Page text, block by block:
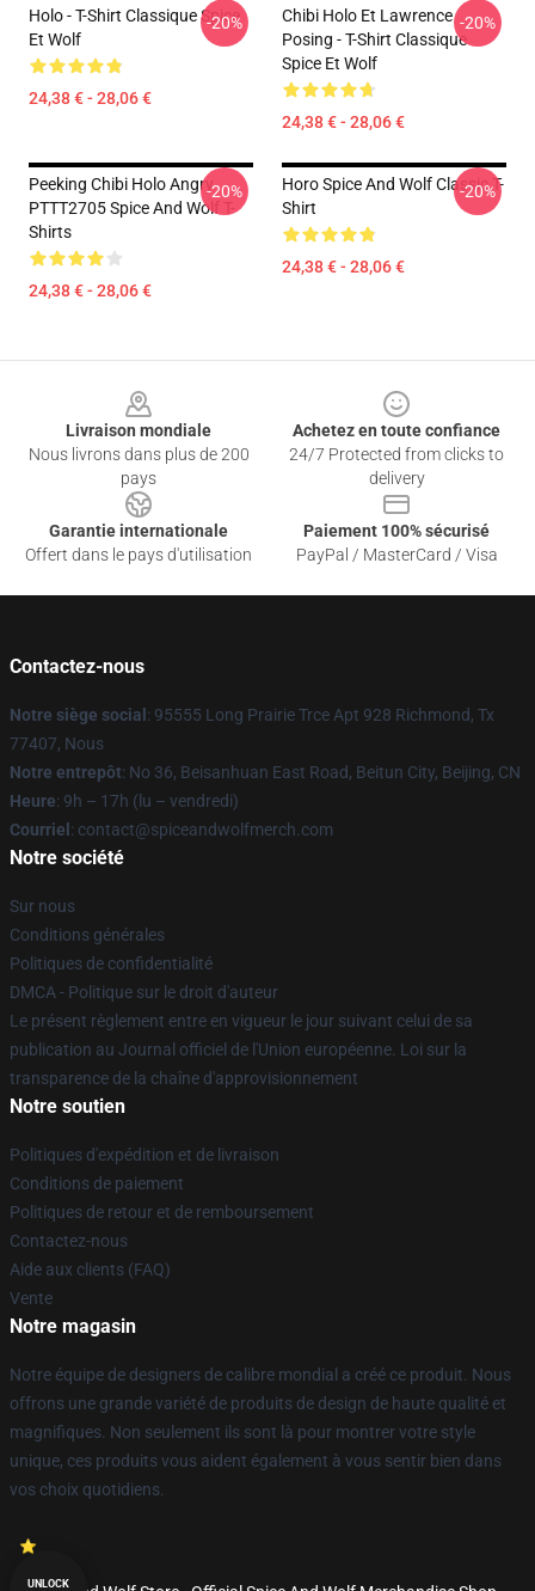
Holo - T-Shirt Classique Spice
Et Wolf
24,38 € - 28,06 €
-20%
Chibi Holo Et Lawrence
Posing - T-Shirt Classique
Spice Et Wolf
24,38 € - 28,06 €
-20%
Peeking Chibi Holo Angry
PTTT2705 Spice And Wolf T-
Shirts
24,38 € - 28,06 €
-20%
Horo Spice And Wolf Classic T-
Shirt
24,38 € - 28,06 €
-20%
Livraison mondiale
Nous livrons dans plus de 200
pays
Achetez en toute confiance
24/7 Protected from clicks to
delivery
Garantie internationale
Offert dans le pays d'utilisation
Paiement 100% sécurisé
PayPal / MasterCard / Visa
Contactez-nous
Notre siège social : 95555 Long Prairie Trce Apt 928 Richmond, Tx
77407, Nous
Notre entrepôt: No 36, Beisanhuan East Road, Beitun City, Beijing, CN
Heure: 9h – 17h (lu – vendredi)
Courriel : contact@spiceandwolfmerch.com
Notre société
Sur nous
Conditions générales
Politiques de confidentialité
DMCA - Politique sur le droit d'auteur
Le présent règlement entre en vigueur le jour suivant celui de sa
publication au Journal officiel de l'Union européenne. Loi sur la
transparence de la chaîne d'approvisionnement
Notre soutien
Politiques d'expédition et de livraison
Conditions de paiement
Politiques de retour et de remboursement
Contactez-nous
Aide aux clients (FAQ)
Vente
Notre magasin
Notre équipe de designers de calibre mondial a créé ce produit. Nous
offrons une grande variété de produits de design de haute qualité et
magnifiques. Non seulement ils sont là pour montrer votre style
unique, ces produits vous aident également à vous sentir bien dans
vos choix quotidiens.
UNLOCK